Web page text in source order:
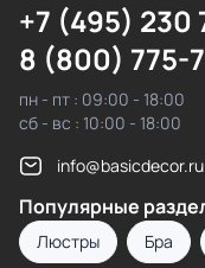
+7 (495) 230
8 (800) 775-
пн - пт : 09:00 - 18:00
сб - вс : 10:00 - 18:00
info@basicdecor.ru
Популярные
Люстры Бра